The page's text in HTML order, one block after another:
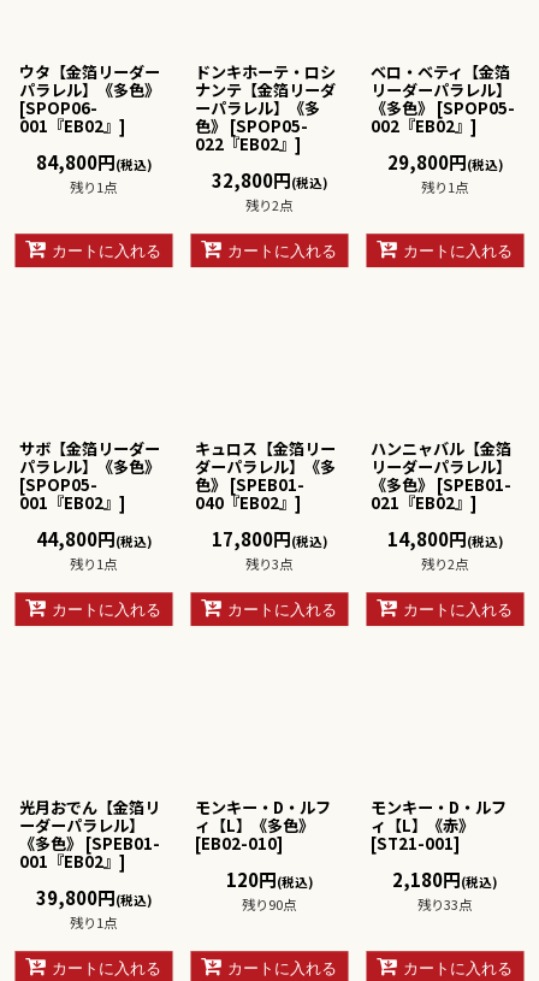
ウタ【金箔リーダー
パラレル】《多色》
[SPOP06-
001『EB02』 ]
84,800円(税込)
残り1点
カートに入れる
ドンキホーテ・ロシ
ナンテ【金箔リーダ
ーパラレル】《多
色》 [SPOP05-
022『EB02』 ]
32,800円(税込)
残り2点
カートに入れる
ベロ・ベティ【金箔
リーダーパラレル】
《多色》 [SPOP05-
002『EB02』 ]
29,800円(税込)
残り1点
カートに入れる
サボ【金箔リーダー
パラレル】《多色》
[SPOP05-
001『EB02』 ]
44,800円(税込)
残り1点
カートに入れる
キュロス【金箔リー
ダーパラレル】《多
色》 [SPEB01-
040『EB02』 ]
17,800円(税込)
残り3点
カートに入れる
ハンニャバル【金箔
リーダーパラレル】
《多色》 [SPEB01-
021『EB02』 ]
14,800円(税込)
残り2点
カートに入れる
光月おでん【金箔リ
ーダーパラレル】
《多色》 [SPEB01-
001『EB02』 ]
39,800円(税込)
残り1点
カートに入れる
モンキー・D・ルフ
ィ【L】《多色》
[EB02-010]
120円(税込)
残り90点
カートに入れる
モンキー・D・ルフ
ィ【L】《赤》
[ST21-001]
2,180円(税込)
残り33点
カートに入れる